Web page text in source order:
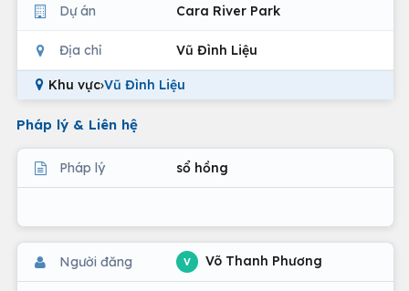
Dự án Cara River Park
Địa chỉ Vũ Đình Liệu
Khu vực›Vũ Đình Liệu
Pháp lý & Liên hệ
Pháp lý sổ hồng
Người đăng V Võ Thanh Phương